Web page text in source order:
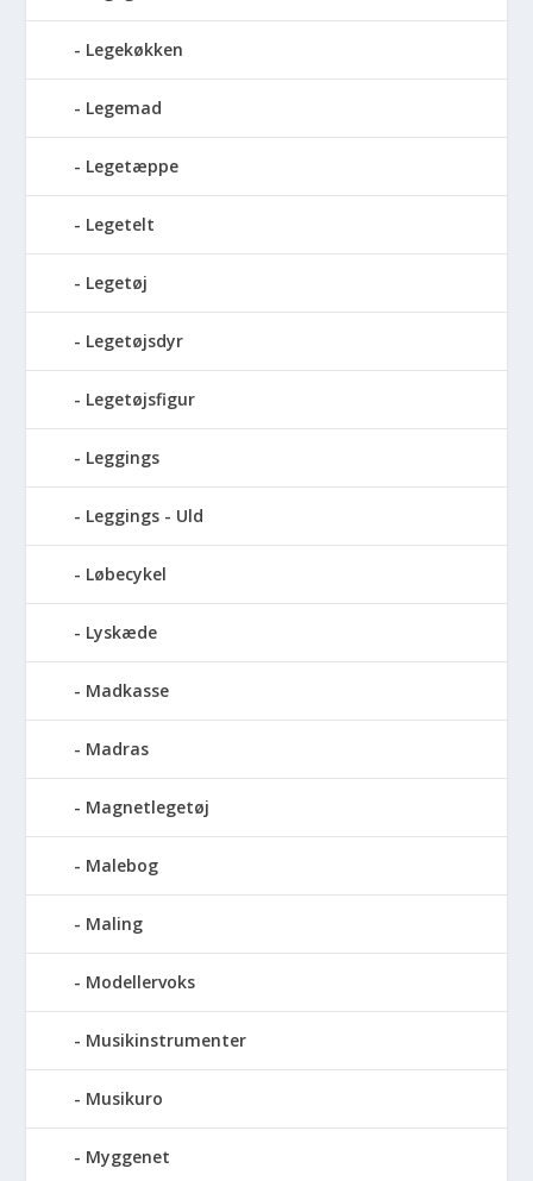
Legekøkken
Legemad
Legetæppe
Legetelt
Legetøj
Legetøjsdyr
Legetøjsfigur
Leggings
Leggings - Uld
Løbecykel
Lyskæde
Madkasse
Madras
Magnetlegetøj
Malebog
Maling
Modellervoks
Musikinstrumenter
Musikuro
Myggenet